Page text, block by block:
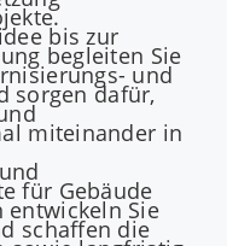
bis zur
begleiten Sie
und
sorgen dafür,
miteinander in
für Gebäude
entwickeln Sie
schaffen die